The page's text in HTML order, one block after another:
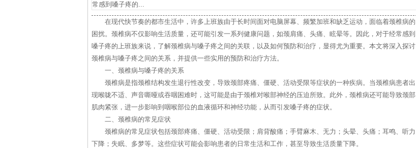
常感到嗓子疼的...
在现代快节奏的都市生活中，许多上班族由于长时间面对电脑屏幕、频繁加班和缺乏运动，面临着颈椎病的
困扰。颈椎病不仅影响生活质量，还可能引发一系列健康问题，如颈肩痛、头痛、眩晕等。因此，对于经常感到
嗓子疼的上班族来说，了解颈椎病与嗓子疼之间的关联，以及如何预防和治疗，显得尤为重要。本文将深入探讨
颈椎病与嗓子疼之间的关系，并提供一些实用的预防和治疗方法。
一、颈椎病与嗓子疼的关系
颈椎病是指颈椎结构发生退行性改变，导致颈部疼痛、僵硬、活动受限等症状的一种疾病。当颈椎病患者出
现喉咙不适、声音嘶哑或吞咽困难时，这可能是由于颈椎对喉部神经的压迫所致。此外，颈椎病还可能导致颈部
肌肉紧张，进一步影响到咽喉部位的血液循环和神经功能，从而引发嗓子疼的症状。
二、颈椎病的常见症状
颈椎病的常见症状包括颈部疼痛、僵硬、活动受限；肩背酸痛；手臂麻木、无力；头晕、头痛；耳鸣、听力
下降；失眠、多梦等。这些症状可能会影响患者的日常生活和工作，甚至导致生活质量下降。